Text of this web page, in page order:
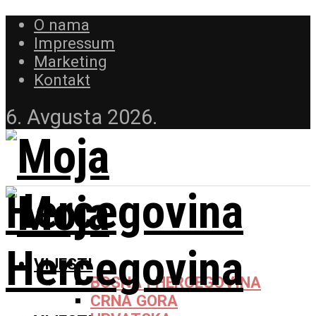
O nama
Impressum
Marketing
Kontakt
6. Avgusta 2026.
VIJESTI
BOSNA I HERCEGOVINA
CRNA GORA